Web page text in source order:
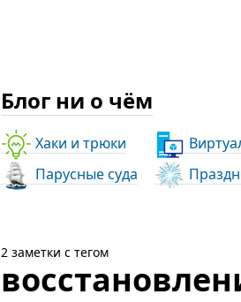
Блог ни о чём
Хаки и трюки
Парусные суда
2 заметки с тегом